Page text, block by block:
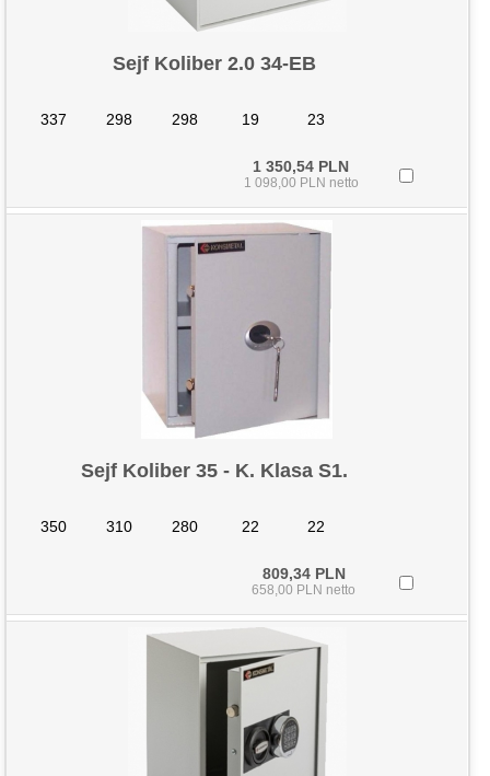
Sejf Koliber 2.0 34-EB
337 298 298 19 23
1 350,54 PLN
1 098,00 PLN netto
Sejf Koliber 35 - K. Klasa S1.
350 310 280 22 22
809,34 PLN
658,00 PLN netto